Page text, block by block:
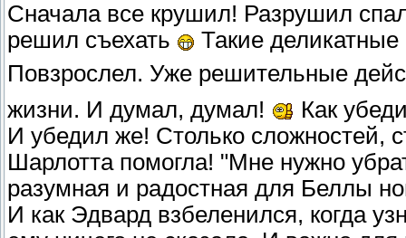
Сначала все крушил! Разрушил
решил съехать
Такие
Повзрослел. Уже решительные
жизни. И думал, думал!
Как
И убедил же! Столько сложностей,
Шарлотта помогла! "Мне нужно
разумная и радостная для Беллы
И как Эдвард взбеленился, когда